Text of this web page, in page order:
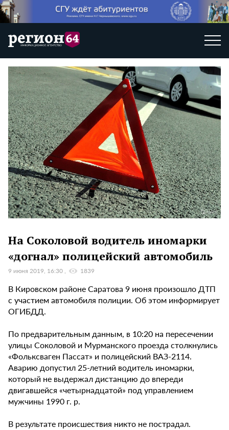
На Соколовой водитель иномарки
«догнал» полицейский автомобиль
9 июня 2019, 16:30 1839
В Кировском районе Саратова 9 июня произошло ДТП
с участием автомобиля полиции. Об этом информирует
ОГИБДД.
По предварительным данным, в 10:20 на пересечении
улицы Соколовой и Мурманского проезда столкнулись
«Фольксваген Пассат» и полицейский ВАЗ-2114.
Аварию допустил 25-летний водитель иномарки,
который не выдержал дистанцию до впереди
двигавшейся «четырнадцатой» под управлением
мужчины 1990 г. р.
В результате происшествия никто не пострадал.